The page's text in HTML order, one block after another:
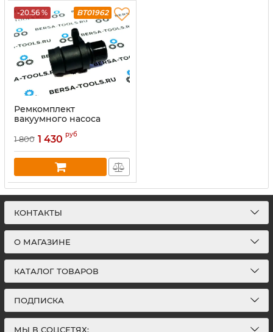
-20.56 % BT01962
Ремкомплект
вакуумного насоса
Mercedes-Benz M270
M274 (A2701800901)
1 800 1 430 руб
КОНТАКТЫ
О МАГАЗИНЕ
КАТАЛОГ ТОВАРОВ
ПОДПИСКА
МЫ В СОЦСЕТЯХ: